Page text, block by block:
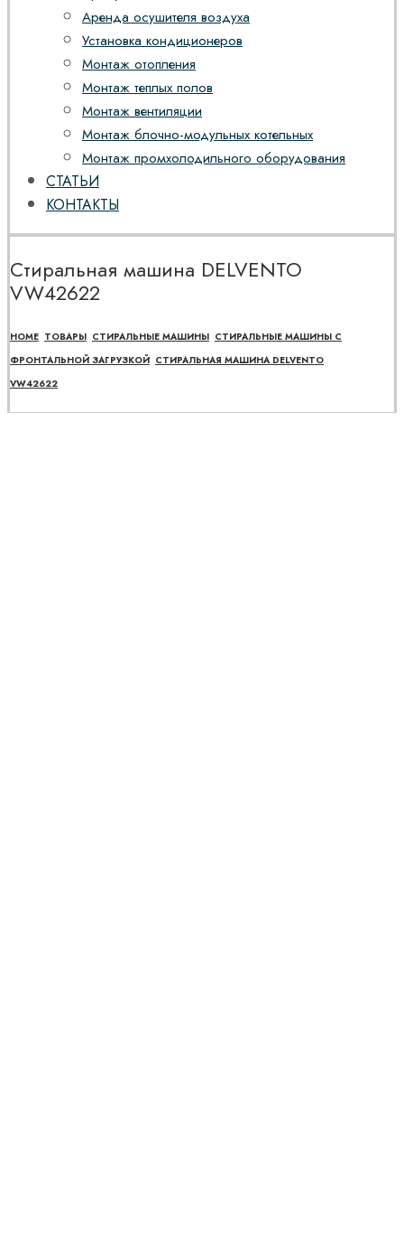
Аренда осушителя воздуха
Установка кондиционеров
Монтаж отопления
Монтаж теплых полов
Монтаж вентиляции
Монтаж блочно-модульных котельных
Монтаж промхолодильного оборудования
СТАТЬИ
КОНТАКТЫ
Стиральная машина DELVENTO
VW42622
HOME ТОВАРЫ СТИРАЛЬНЫЕ МАШИНЫ СТИРАЛЬНЫЕ МАШИНЫ С
ФРОНТАЛЬНОЙ ЗАГРУЗКОЙ СТИРАЛЬНАЯ МАШИНА DELVENTO
VW42622